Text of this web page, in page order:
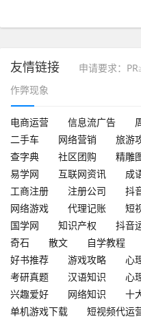
友情链接
申请要求：
作弊现象
电商运营 信息流广告
二手车
网络营销 旅游
查字典
社区团购 精雕
易学网
互联网资讯 成
工商注册
注册公司 抖
网络游戏
代理记账 短
国学网
知识产权 抖音
奇石
散文 自学教程
好书推荐
游戏攻略 心
考研真题
汉语知识 心
兴趣爱好
网络知识 十
单机游戏下载
短视频代运